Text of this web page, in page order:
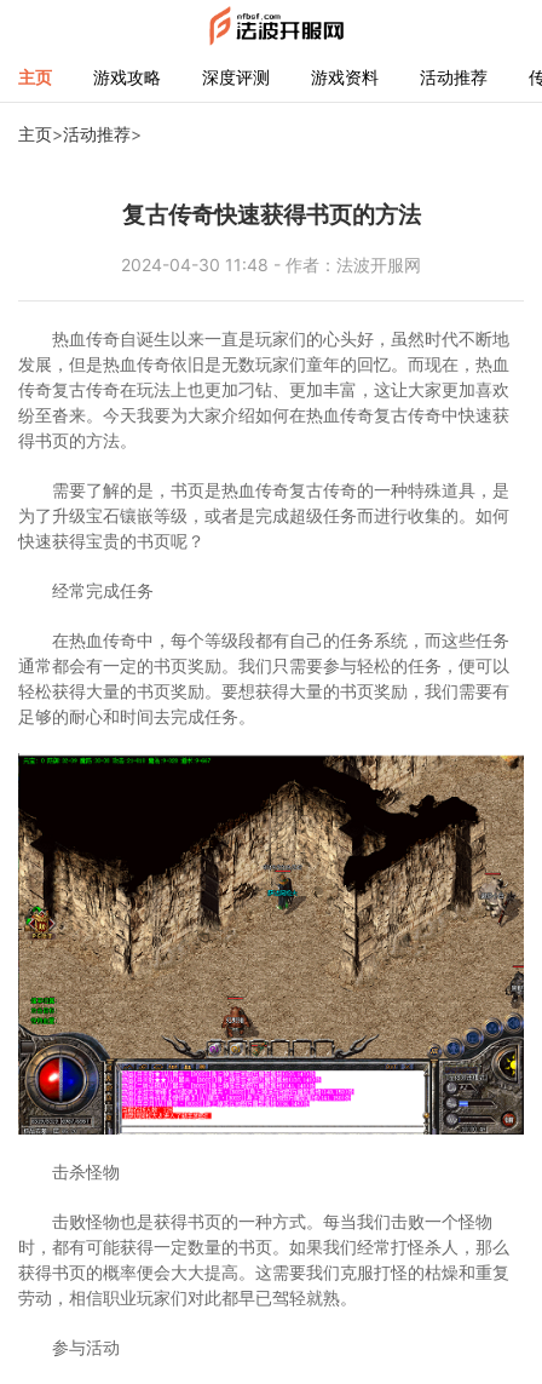
主页 游戏攻略 深度评测 游戏资料 活动推荐
主页>活动推荐>
复古传奇快速获得书页的方法
2024-04-30 11:48 - 作者：法波开服网
热血传奇自诞生以来一直是玩家们的心头好，虽然时代不断地
发展，但是热血传奇依旧是无数玩家们童年的回忆。而现在，热血
传奇复古传奇在玩法上也更加刁钻、更加丰富，这让大家更加喜欢
纷至沓来。今天我要为大家介绍如何在热血传奇复古传奇中快速获
得书页的方法。
需要了解的是，书页是热血传奇复古传奇的一种特殊道具，是
为了升级宝石镶嵌等级，或者是完成超级任务而进行收集的。如何
快速获得宝贵的书页呢？
经常完成任务
在热血传奇中，每个等级段都有自己的任务系统，而这些任务
通常都会有一定的书页奖励。我们只需要参与轻松的任务，便可以
轻松获得大量的书页奖励。要想获得大量的书页奖励，我们需要有
足够的耐心和时间去完成任务。
击杀怪物
击败怪物也是获得书页的一种方式。每当我们击败一个怪物
时，都有可能获得一定数量的书页。如果我们经常打怪杀人，那么
获得书页的概率便会大大提高。这需要我们克服打怪的枯燥和重复
劳动，相信职业玩家们对此都早已驾轻就熟。
参与活动